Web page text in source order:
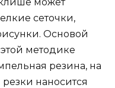
сеточки,
Основой
методике
резина, на
наносится